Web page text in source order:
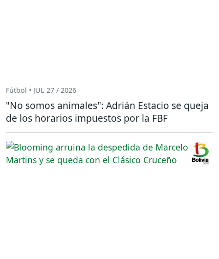
Fútbol • JUL 27 / 2026
"No somos animales": Adrián Estacio se queja
de los horarios impuestos por la FBF